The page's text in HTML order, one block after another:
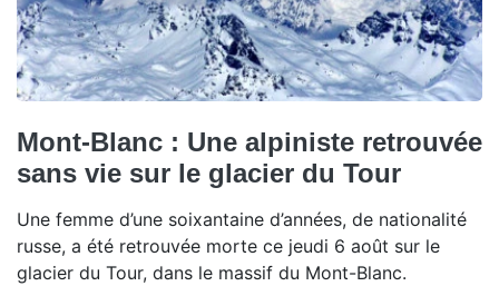
Mont-Blanc : Une alpiniste retrouvée
sans vie sur le glacier du Tour
Une femme d’une soixantaine d’années, de nationalité
russe, a été retrouvée morte ce jeudi 6 août sur le
glacier du Tour, dans le massif du Mont-Blanc.